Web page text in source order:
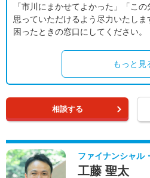
「市川にまかせてよかった」「こ
思っていただけるよう尽力いたしま
困ったときの窓口にしてください。
もっと見
相談する
ファイナンシャル
工藤 聖太